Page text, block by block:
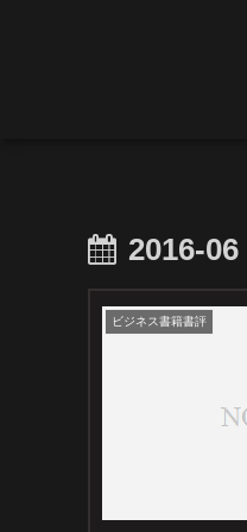
2016-06
ビジネス書籍書評